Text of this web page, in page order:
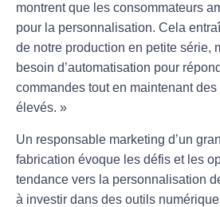
montrent que les consommateurs
pour la personnalisation. Cela
de notre production en petite série,
besoin d’automatisation pour
commandes tout en maintenant
élevés. »
Un responsable marketing d’un
fabrication évoque les défis et les
tendance vers la personnalisation
à investir dans des outils